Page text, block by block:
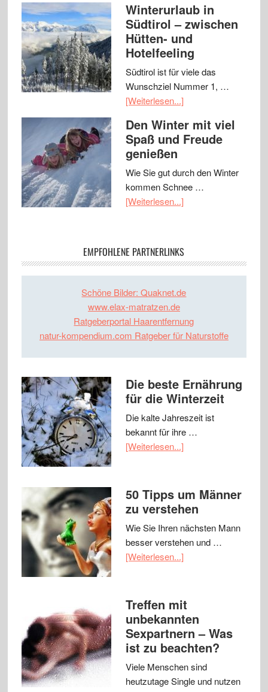
Winterurlaub in
Südtirol – zwischen
Hütten- und
Hotelfeeling
Südtirol ist für viele das
Wunschziel Nummer 1, …
[Weiterlesen...]
Den Winter mit viel
Spaß und Freude
genießen
Wie Sie gut durch den Winter
kommen Schnee …
[Weiterlesen...]
EMPFOHLENE PARTNERLINKS
Schöne Bilder: Quaknet.de
www.elax-matratzen.de
Ratgeberportal Haarentfernung
natur-kompendium.com Ratgeber für Naturstoffe
Die beste Ernährung
für die Winterzeit
Die kalte Jahreszeit ist
bekannt für ihre …
[Weiterlesen...]
50 Tipps um Männer
zu verstehen
Wie Sie Ihren nächsten Mann
besser verstehen und …
[Weiterlesen...]
Treffen mit
unbekannten
Sexpartnern – Was
ist zu beachten?
Viele Menschen sind
heutzutage Single und nutzen